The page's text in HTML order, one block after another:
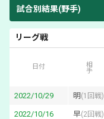
試合別結果(野手)
リーグ戦
日付 相手
2022/10/29 明 (1回戦)
2022/10/16 早(2回戦)